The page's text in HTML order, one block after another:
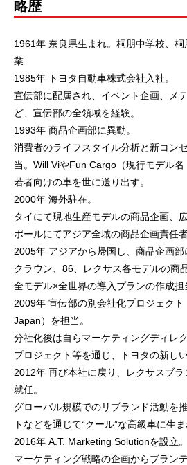
略歴
1961年 奈良県生まれ。桐朋中学校、
業
1985年 トヨタ自動車株式会社入社。
宣伝部に配属され、イベント企画、メ
ど、宣伝部の全領域を経験。
1993年 商品企画部に異動。
消費者のライフスタイル分析と新コン
当。Will ViやFun Cargo（現行モデル
若者向けの車を世に送り出す。
2000年 海外駐在。
タイにて現地生産モデルの商品企画、
ポールにてアジア全域の商品企画責任者
2005年 アジアから帰国し、商品企画部
クラウン、86、レクサス各モデルの商
全モデル×全世界の導入プランの作成担
2009年 宣伝部の別会社化プロジェク
Japan）を担当。
分社化後は自らマーケティングディレ
プロジェクト等を通じ、トヨタの新し
2012年 再び本社に戻り、レクサスブ
就任。
グローバル規模でのリブランド活動を
トなどを通じて“クール”な高級車に生ま
2016年 A.T. Marketing Solutionを設立。
マーケティング戦略の企画からブラン